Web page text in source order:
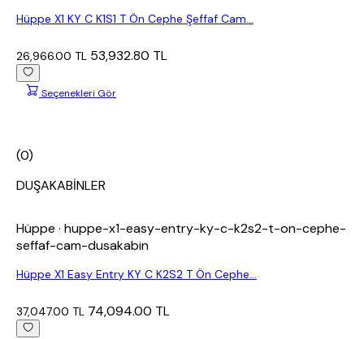
Hüppe X1 KY C K1S1 T Ön Cephe Şeffaf Cam...
26,966.00 TL 53,932.80 TL
Seçenekleri Gör
(0)
DUŞAKABİNLER
Hüppe · huppe-x1-easy-entry-ky-c-k2s2-t-on-cephe-
seffaf-cam-dusakabin
Hüppe X1 Easy Entry KY C K2S2 T Ön Cephe...
37,047.00 TL 74,094.00 TL